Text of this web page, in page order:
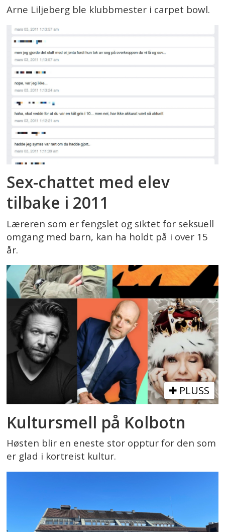
Arne Liljeberg ble klubbmester i carpet bowl.
Sex-chattet med elev
tilbake i 2011
Læreren som er fengslet og siktet for seksuell
omgang med barn, kan ha holdt på i over 15
år.
PLUSS
Kultursmell på Kolbotn
Høsten blir en eneste stor opptur for den som
er glad i kortreist kultur.